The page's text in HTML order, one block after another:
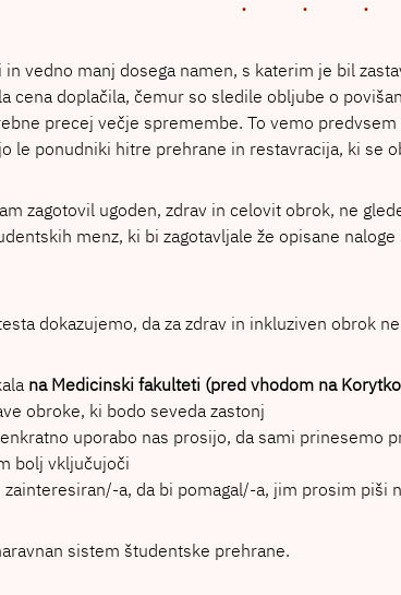
vedno manj dosega namen, s katerim je bil
cena doplačila, čemur so sledile obljube o
precej večje spremembe. To vemo
le ponudniki hitre prehrane in restavracija, ki se
zagotovil ugoden, zdrav in celovit obrok, ne
menz, ki bi zagotavljale že opisane
dokazujemo, da za zdrav in inkluziven obrok
na Medicinski fakulteti (pred vhodom na
obroke, ki bodo seveda zastonj
uporabo nas prosijo, da sami prinesemo
bolj vključujoči
a, da bi pomagal/-a, jim prosim piši
sistem študentske prehrane.